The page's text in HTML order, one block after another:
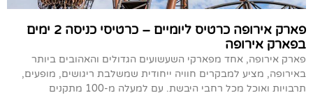
פארק אירופה כרטיס ליומיים – כרטיסי כניסה 2 ימים
בפארק אירופה
פארק אירופה, אחד מפארקי השעשועים הגדולים והאהובים ביותר
באירופה, מציע למבקרים חוויה ייחודית שמשלבת ריגושים, מופעים,
תרבויות ואוכל מכל רחבי היבשת. עם למעלה מ-100 מתקנים